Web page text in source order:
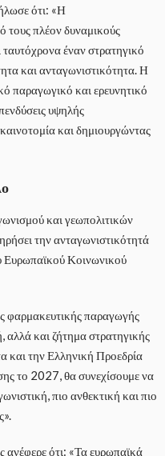
ότι: «Η
τους πλέον δυναμικούς
έναν στρατηγικό
και ανταγωνιστικότητα. Η
παραγωγικό και ερευνητικό
υψηλής
και δημιουργώντας
και γεωπολιτικών
την ανταγωνιστικότητά
Ευρωπαϊκού Κοινωνικού
φαρμακευτικής παραγωγής
αλλά και ζήτημα στρατηγικής
και την Ελληνική Προεδρία
το 2027, θα συνεχίσουμε να
πιο ανθεκτική και πιο
ότι: «Τα ευρωπαϊκά